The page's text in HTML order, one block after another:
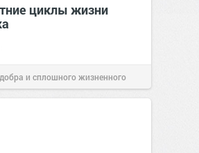
циклы жизни
и сплошного жизненного
06 сен 2025